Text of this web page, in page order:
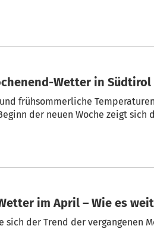
Wetter in Südtirol
frühsommerliche
der neuen Woche zeigt sich
Wetter im April – Wie es
sich der Trend der vergangenen